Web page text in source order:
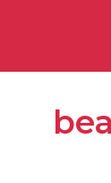
inhoud